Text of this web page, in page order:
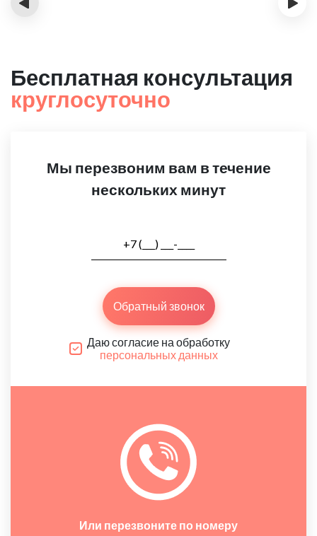
Бесплатная консультация
круглосуточно
Мы перезвоним вам в течение
нескольких минут
Обратный звонок
Даю согласие на обработку
персональных данных
Или перезвоните по номеру